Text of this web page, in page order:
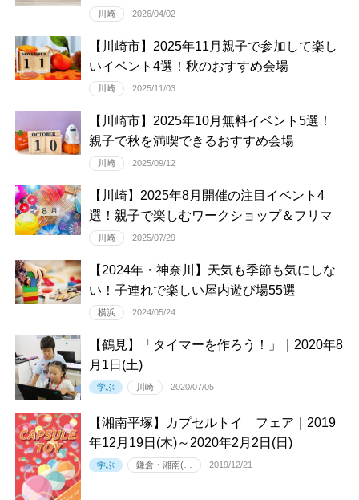
川崎 2026/04/02
【川崎市】2025年11月親子で参加して楽し
いイベント4選！秋のおすすめ会場
川崎 2025/11/03
【川崎市】2025年10月無料イベント5選！
親子で秋を満喫できるおすすめ会場
川崎 2025/09/12
【川崎】2025年8月開催の注目イベント4
選！親子で楽しむワークショップ＆フリマ
川崎 2025/07/29
【2024年・神奈川】天気も季節も気にしな
い！子連れで楽しい屋内遊び場55選
横浜 2024/05/24
【鶴見】「タイマーを作ろう！」｜2020年8
月1日(土)
学ぶ 川崎 2020/07/05
【湘南平塚】カプセルトイ フェア｜2019
年12月19日(木)～2020年2月2日(日)
学ぶ 鎌倉・湘南(… 2019/12/21